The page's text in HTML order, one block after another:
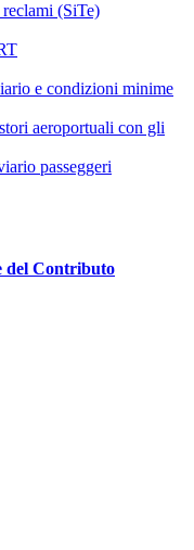
(SiTe)
e condizioni minime
aeroportuali con gli
passeggeri
del Contributo